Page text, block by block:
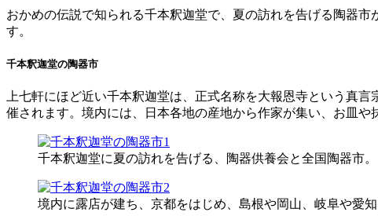
共
有
おかめの伝説で知られる千本釈迦堂で、夏の訪れを告げる陶器
す。
千本釈迦堂の陶器市
上七軒にほど近い千本釈迦堂は、正式名称を大報恩寺という真
催されます。境内には、日本各地の産地から作家が集い、お皿
千本釈迦堂に夏の訪れを告げる、陶器供養会と全国陶器市。
境内に露店が建ち、京都をはじめ、島根や岡山、岐阜や愛